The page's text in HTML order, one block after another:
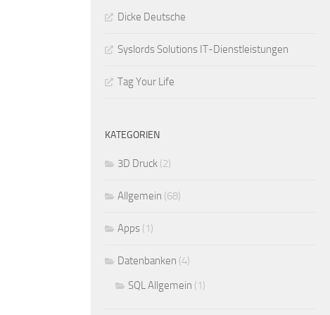
Dicke Deutsche
Syslords Solutions IT-Dienstleistungen
Tag Your Life
KATEGORIEN
3D Druck (2)
Allgemein (68)
Apps (1)
Datenbanken (4)
SQL Allgemein (1)